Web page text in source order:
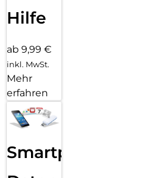
Hilfe
ab 9,99 €
inkl. MwSt.
Mehr
erfahren
Smartphone